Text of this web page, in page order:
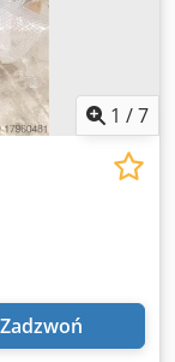
1 /7
Zadzwoń